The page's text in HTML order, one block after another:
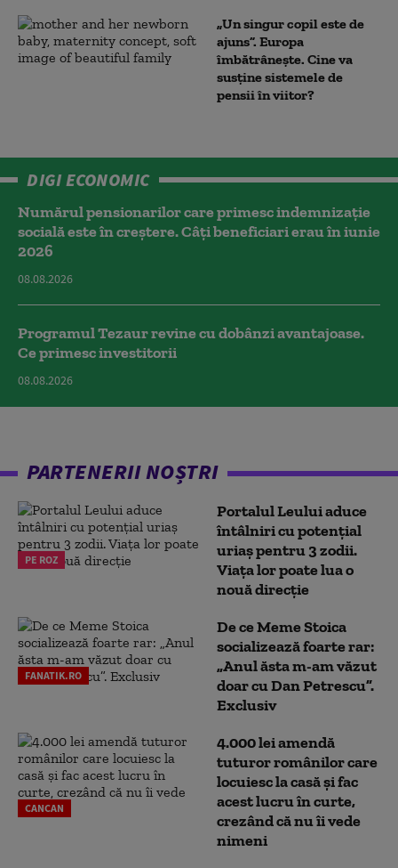
„Un singur copil este de
ajuns”. Europa
îmbătrânește. Cine va
susține sistemele de
pensii în viitor?
DIGI ECONOMIC
Numărul pensionarilor care primesc indemnizaţie
socială este în creștere. Câți beneficiari erau în iunie
2026
08.08.2026
Programul Tezaur revine cu dobânzi avantajoase.
Ce primesc investitorii
08.08.2026
PARTENERII NOȘTRI
PE ROZ
Portalul Leului aduce
întâlniri cu potențial
uriaș pentru 3 zodii.
Viața lor poate lua o
nouă direcție
FANATIK.RO
De ce Meme Stoica
socializează foarte rar:
„Anul ăsta m-am văzut
doar cu Dan Petrescu”.
Exclusiv
CANCAN
4.000 lei amendă
tuturor românilor care
locuiesc la casă și fac
acest lucru în curte,
crezând că nu îi vede
nimeni